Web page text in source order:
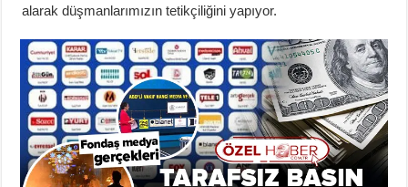
alarak düşmanlarımızın tetikçiliğini yapıyor.